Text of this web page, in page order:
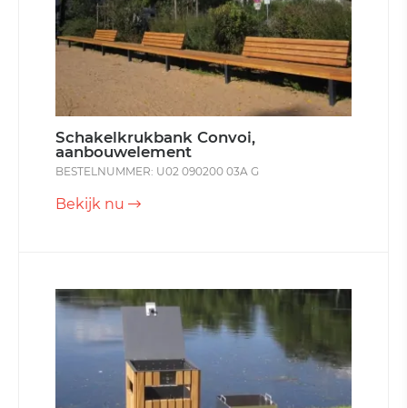
Schakelkrukbank Convoi,
aanbouwelement
BESTELNUMMER: U02 090200 03A G
Bekijk nu